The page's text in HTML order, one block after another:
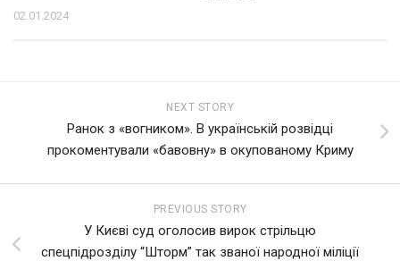
02.01.2024
NEXT STORY
Ранок з «вогником». В українській розвідці
прокоментували «бавовну» в окупованому Криму
PREVIOUS STORY
У Києві суд оголосив вирок стрільцю
спецпідрозділу “Шторм” так званої народної міліції